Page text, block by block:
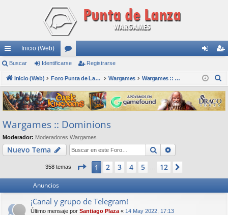
nl
ac
es
rá
pi
do
s
Inicio (Web)
or
os nti
fic
ar
ist
ra
rs
Buscar Identificarse Registrarse
Inicio (Web) Foro Punta de Lanza Wargames Wargames Wargames :: Dominions
s
c
Wargames :: Dominions
Moderador: Moderadores Wargames
Nuevo Tema Buscar
358 temas Página de 12
1 2 3 4 5 12
Anuncios
¡Canal y grupo de Telegram!
Último mensaje por Santiago Plaza « 14 May 2022, 17:13